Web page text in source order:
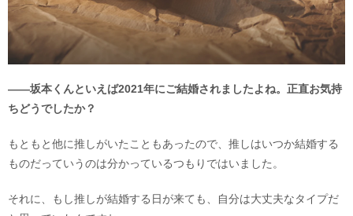
――坂本くんといえば2021年にご結婚されましたよね。正直お気持
ちどうでしたか？
もともと他に推しがいたこともあったので、推しはいつか結婚する
ものだっていうのは分かっているつもりではいました。
それに、もし推しが結婚する日が来ても、自分は大丈夫なタイプだ